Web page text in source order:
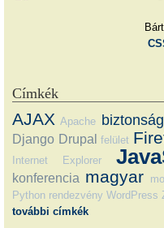
Címkék
AJAX Apache biztonság
Django Drupal felület
Internet Explorer
konferencia magyar
Python rendezvény WordPress
további címkék